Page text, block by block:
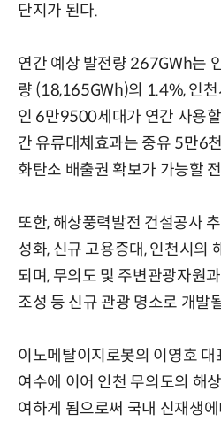
단지가 된다.
연간 예상 발전량 267GWh는
량 (18,165GWh)의 1.4%, 인
인 6만9500세대가 연간 사용
간 유류대체효과는 중유 5만6
화탄소 배출권 확보가 가능할
또한, 해상풍력발전 건설공사
성화, 신규 고용증대, 인천시의
되며, 무의도 및 주변관광자원
조성 등 신규 관광 명소로 개발
이노메탈이지로봇의 이영호 대
여수에 이어 인천 무의도의 해
여하게 됨으로써 국내 신재생